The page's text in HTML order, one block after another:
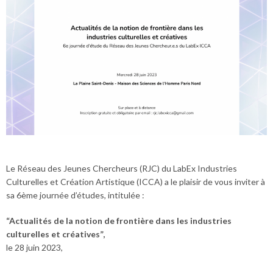
Le Réseau des Jeunes Chercheurs (RJC) du LabEx Industries
Culturelles et Création Artistique (ICCA) a le plaisir de vous inviter à
sa 6ème journée d’études, intitulée :
“Actualités de la notion de frontière dans les industries
culturelles et créatives”,
le 28 juin 2023,